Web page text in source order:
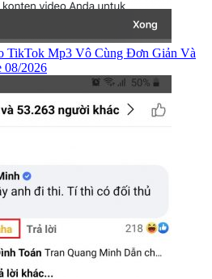
TikTok Mp3 Vô Cùng Đơn Giản Và
08/2026